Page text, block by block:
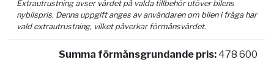
Extrautrustning avser värdet på valda tillbehör utöver bilens
nybilspris. Denna uppgift anges av användaren om bilen i fråga har
vald extrautrustning, vilket påverkar förmånsvärdet.
Summa förmånsgrundande pris: 478 600